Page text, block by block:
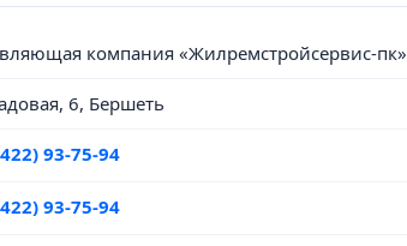
компания «Жилремстройсервис-пк»
6, Бершеть
93-75-94
93-75-94